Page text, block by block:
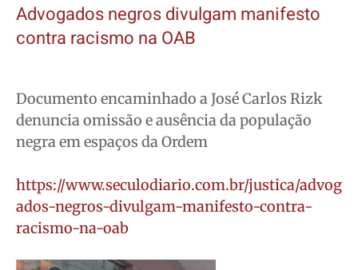
Advogados negros divulgam manifesto
contra racismo na OAB
Documento encaminhado a José Carlos Rizk
denuncia omissão e ausência da população
negra em espaços da Ordem
https://www.seculodiario.com.br/justica/advog
ados-negros-divulgam-manifesto-contra-
racismo-na-oab